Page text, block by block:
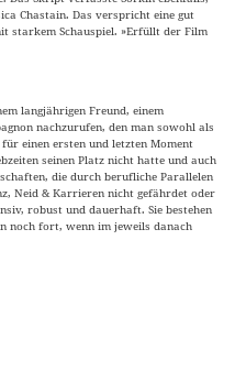
Chastain. Das verspricht eine gut
starkem Schauspiel. »Erfüllt der Film
langjährigen Freund, einem
nachzurufen, den man sowohl als
einen ersten und letzten Moment
seinen Platz nicht hatte und auch
die durch berufliche Parallelen
Neid & Karrieren nicht gefährdet oder
robust und dauerhaft. Sie bestehen
noch fort, wenn im jeweils danach